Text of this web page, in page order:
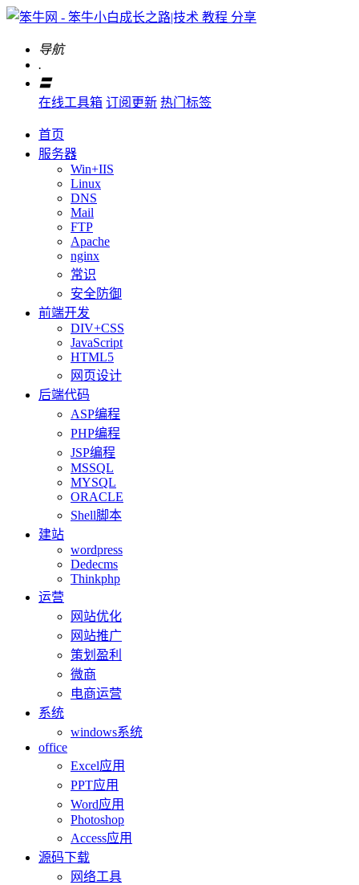
导航
.
〓
在线工具箱 订阅更新 热门标签
首页
服务器
Win+IIS
Linux
DNS
Mail
FTP
Apache
nginx
常识
安全防御
前端开发
DIV+CSS
JavaScript
HTML5
网页设计
后端代码
ASP编程
PHP编程
JSP编程
MSSQL
MYSQL
ORACLE
Shell脚本
建站
wordpress
Dedecms
Thinkphp
运营
网站优化
网站推广
策划盈利
微商
电商运营
系统
windows系统
office
Excel应用
PPT应用
Word应用
Photoshop
Access应用
源码下载
网络工具